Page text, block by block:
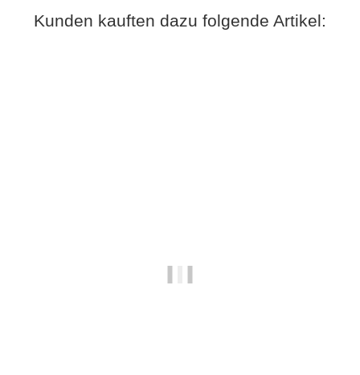
Kunden kauften dazu folgende Artikel: